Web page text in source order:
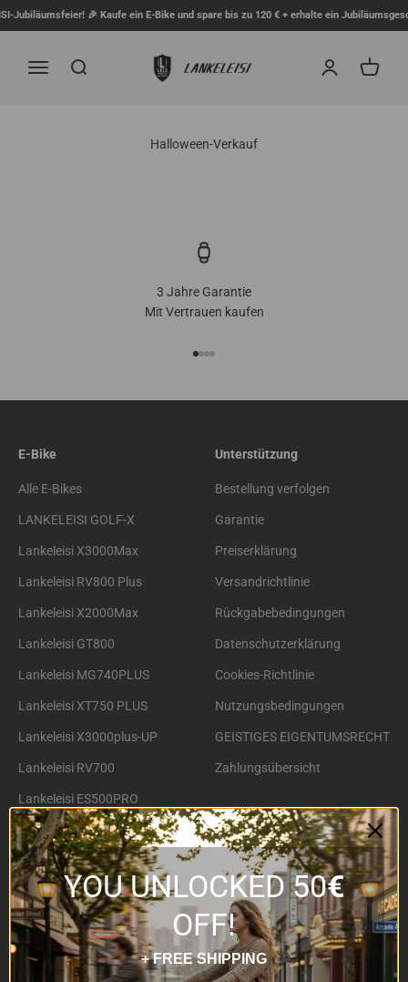
Zum Inhalt springen
Jubiläumsfeier! 🎉 Kaufe ein E-Bike und spare bis zu 120 € + erhalte ein
Menü Suche
lankeleisi.eu
Anmelden
Halloween-Verkauf
3 Jahre Garantie
Mit Vertrauen kaufen
E-Bike
Alle E-Bikes
LANKELEISI GOLF-X
Lankeleisi X3000Max
Lankeleisi RV800 Plus
Lankeleisi X2000Max
Lankeleisi GT800
Lankeleisi MG740PLUS
Lankeleisi XT750 PLUS
Lankeleisi X3000plus-UP
Lankeleisi RV700
Lankeleisi ES500PRO
Zubehör
Unterstützung
Bestellung verfolgen
Garantie
Preiserklärung
Versandrichtlinie
Rückgabebedingungen
Datenschutzerklärung
Cookies-Richtlinie
Nutzungsbedingungen
GEISTIGES EIGENTUMSRECHT
Zahlungsübersicht
LANKELEISI
Über uns
Kontaktieren Sie uns
YOU UNLOCKED 50€
OFF!
+ FREE SHIPPING